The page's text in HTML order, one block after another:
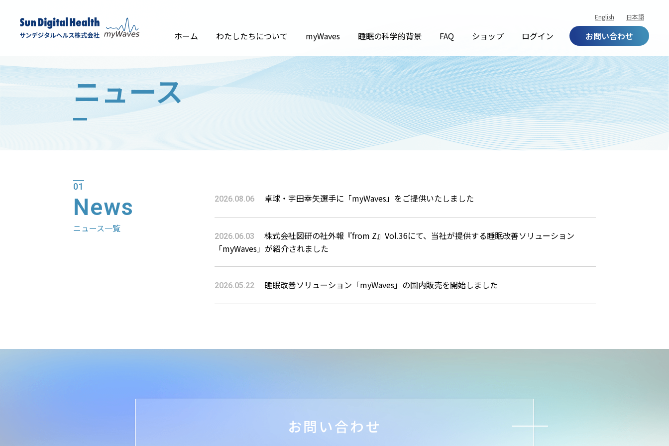
に
English 日本語
ホーム わたしたちについて myWaves 睡眠の科学的背景 FAQ ショップ ログイン お問い合わせ
ニュース
01
News
ニュース一覧
2026.08.06 卓球・宇田幸矢選手に「myWaves」をご提供いたしました
2026.06.03
株式会社図研の社外報『from Z』Vol.36にて、当社が提供する睡眠改善ソリューション
「myWaves」が紹介されました
2026.05.22 睡眠改善ソリューション「myWaves」の国内販売を開始しました
お問い合わせ